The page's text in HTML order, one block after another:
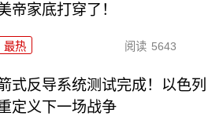
帝家底打穿了！
最热 阅读 5643
式反导系统测试完成！以色列
定义下一场战争